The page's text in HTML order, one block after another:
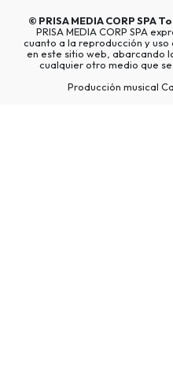
© PRISA MEDIA CORP SPA
PRISA MEDIA CORP SPA
cuanto a la reproducción y
en este sitio web, abarcando
cualquier otro medio que
Producción musical